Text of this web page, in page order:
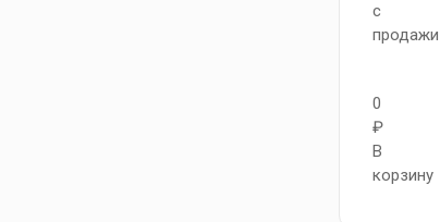
с
продажи
0
₽
В
корзину